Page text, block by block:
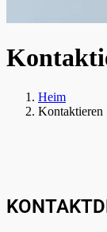
Heim
Kontaktieren